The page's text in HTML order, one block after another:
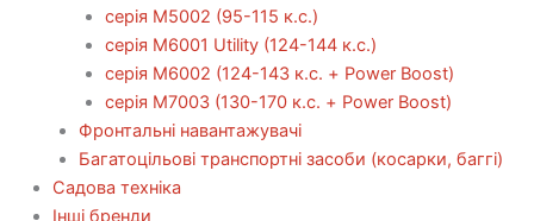
серія М5002 (95-115 к.с.)
серія M6001 Utility (124-144 к.с.)
серія М6002 (124-143 к.с. + Power Boost)
серія М7003 (130-170 к.с. + Power Boost)
Фронтальні навантажувачі
Багатоцільові транспортні засоби (косарки, баггі)
Садова техніка
Інші бренди